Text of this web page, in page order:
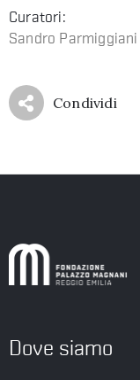
Curatori:
Sandro Parmiggiani
Condividi
Dove siamo